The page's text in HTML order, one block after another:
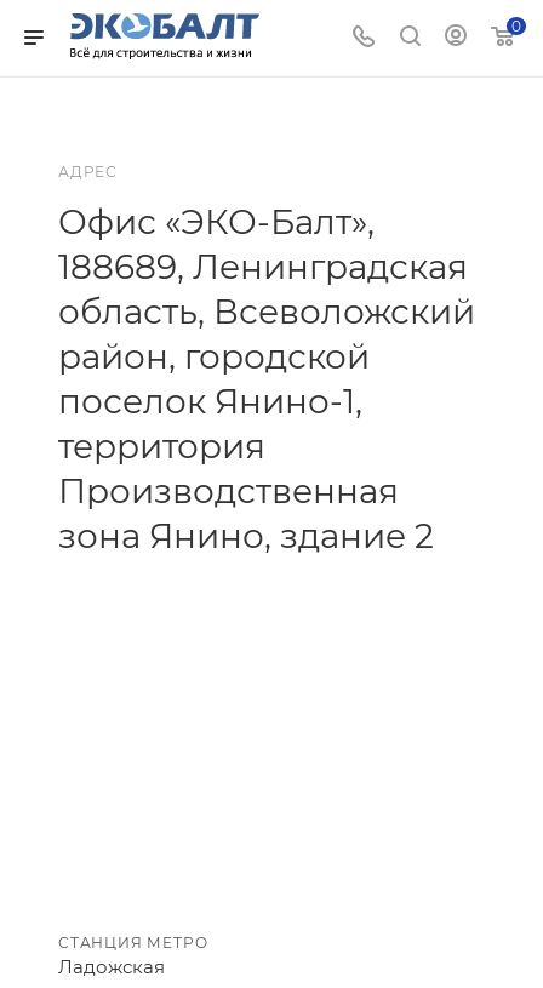
0
АДРЕС
Офис «ЭКО-Балт»,
188689, Ленинградская
область, Всеволожский
район, городской
поселок Янино-1,
территория
Производственная
зона Янино, здание 2
СТАНЦИЯ МЕТРО
Ладожская